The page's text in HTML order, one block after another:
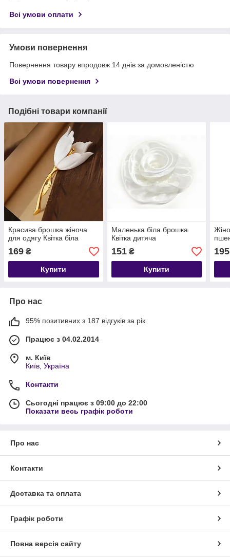
Всі умови оплати
Умови повернення
Повернення товару впродовж 14 днів за домовленістю
Всі умови повернення
Подібні товари компанії
Красива брошка жіноча
для одягу Квітка біла
169 ₴
Купити
Маленька біла брошка
Квітка дитяча
151₴
Купити
195
Про нас
95% позитивних з 187 відгуків за рік
Працює з 04.02.2014
м. Київ
Київ, Україна
Контакти
Сьогодні працює з 09:00 до 22:00
Показати весь графік роботи
Про нас
Контакти
Доставка та оплата
Графік роботи
Повна версія сайту